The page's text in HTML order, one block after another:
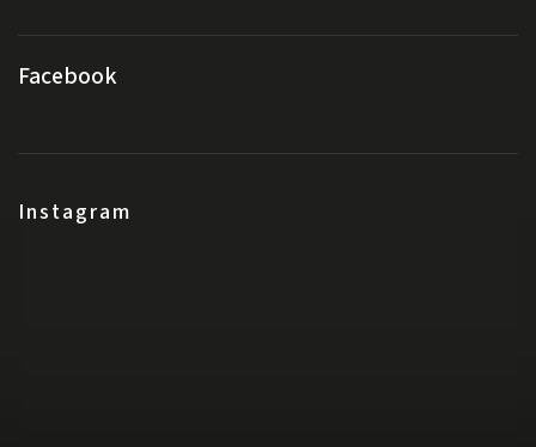
Facebook
Instagram